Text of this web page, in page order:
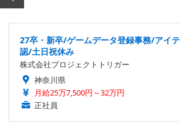
27卒・新卒/ゲームデータ登録事務/アイ
認/土日祝休み
株式会社プロジェクトトリガー
神奈川県
月給25万7,500円～32万円
正社員